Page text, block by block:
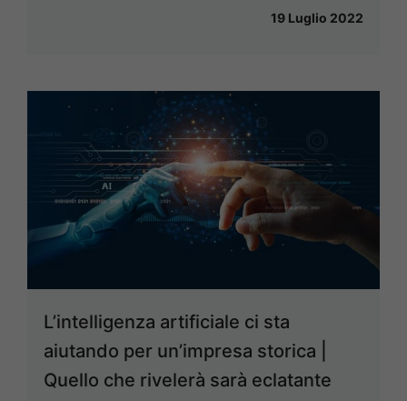
19 Luglio 2022
L’intelligenza artificiale ci sta
aiutando per un’impresa storica |
Quello che rivelerà sarà eclatante